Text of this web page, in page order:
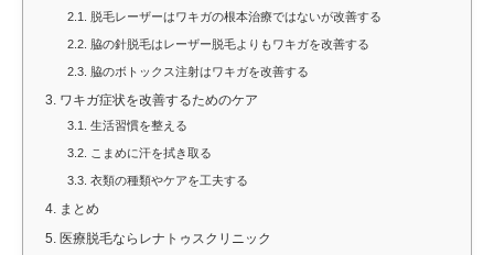
2.1. 脱毛レーザーはワキガの根本治療ではないが改善する
2.2. 脇の針脱毛はレーザー脱毛よりもワキガを改善する
2.3. 脇のボトックス注射はワキガを改善する
3. ワキガ症状を改善するためのケア
3.1. 生活習慣を整える
3.2. こまめに汗を拭き取る
3.3. 衣類の種類やケアを工夫する
4. まとめ
5. 医療脱毛ならレナトゥスクリニック